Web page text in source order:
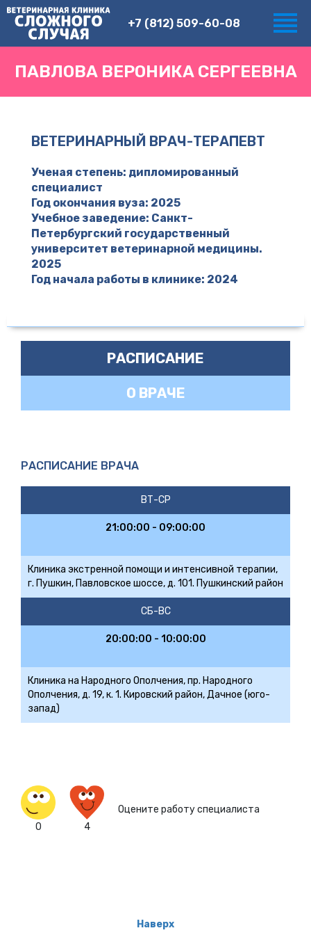
+7 (812) 509-60-08
ПАВЛОВА ВЕРОНИКА СЕРГЕЕВНА
ВЕТЕРИНАРНЫЙ ВРАЧ-ТЕРАПЕВТ
Ученая степень: дипломированный
специалист
Год окончания вуза: 2025
Учебное заведение: Санкт-
Петербургский государственный
университет ветеринарной медицины.
2025
Год начала работы в клинике: 2024
РАСПИСАНИЕ
О ВРАЧЕ
РАСПИСАНИЕ ВРАЧА
ВТ-СР
21:00:00 - 09:00:00
Клиника экстренной помощи и интенсивной терапии,
г. Пушкин, Павловское шоссе, д. 101. Пушкинский район
СБ-ВС
20:00:00 - 10:00:00
Клиника на Народного Ополчения, пр. Народного
Ополчения, д. 19, к. 1. Кировский район, Дачное (юго-
запад)
0 4
Оцените работу специалиста
Наверх